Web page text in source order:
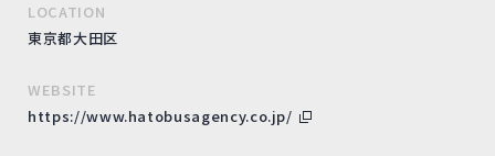
LOCATION
東京都大田区
WEBSITE
https://www.hatobusagency.co.jp/